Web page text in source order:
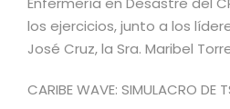
los ejercicios, junto a los
José Cruz, la Sra. Maribel
CARIBE WAVE: SIMULACRO DE